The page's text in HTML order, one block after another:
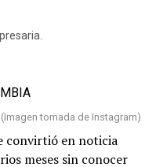
meses de volver a su
actualmente su
después
estoy
tomada de Instagram)
convirtió en noticia
meses sin conocer